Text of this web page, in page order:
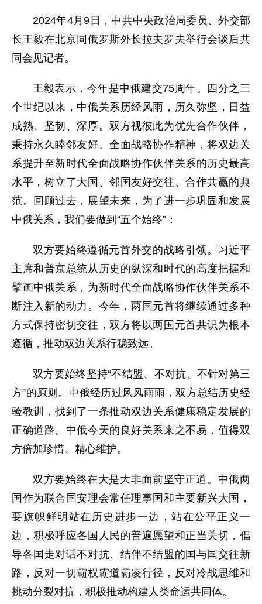
2024年4月9日，中共中央政治局委员、外交部
长王毅在北京同俄罗斯外长拉夫罗夫举行会谈后共
同会见记者。
王毅表示，今年是中俄建交75周年。四分之三
个世纪以来，中俄关系历经风雨，历久弥坚，日益
成熟、坚韧、深厚。双方视彼此为优先合作伙伴，
秉持永久睦邻友好、全面战略协作精神，将双边关
系提升至新时代全面战略协作伙伴关系的历史最高
水平，树立了大国、邻国友好交往、合作共赢的典
范。回顾过去，展望未来，为了进一步巩固和发展
中俄关系，我们要做到“五个始终”：
双方要始终遵循元首外交的战略引领。习近平
主席和普京总统从历史的纵深和时代的高度把握和
擘画中俄关系，为新时代全面战略协作伙伴关系不
断注入新的动力。今年，两国元首将继续通过多种
方式保持密切交往，双方将以两国元首共识为根本
遵循，推动双边关系行稳致远。
双方要始终坚持“不结盟、不对抗、不针对第三
方”的原则。中俄经历过风风雨雨，双方总结历史经
验教训，找到了一条推动双边关系健康稳定发展的
正确道路。中俄今天的良好关系来之不易，值得双
方倍加珍惜、精心维护。
双方要始终在大是大非面前坚守正道。中俄两
国作为联合国安理会常任理事国和主要新兴大国，
要旗帜鲜明站在历史进步一边，站在公平正义一
边，积极呼应各国人民的普遍愿望和正当关切，倡
导各国走对话不对抗、结伴不结盟的国与国交往新
路，反对一切霸权霸道霸凌行径，反对冷战思维和
挑动分裂对抗，积极推动构建人类命运共同体。